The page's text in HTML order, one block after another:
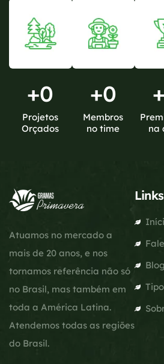
+0
Projetos
Orçados
+0
Membros
no time
+
na
Atuamos no mercado a
mais de 20 anos, e nos
tornamos referência não só
no Brasil, mas também em
toda a América Latina.
Atendemos todas as regiões
do Brasil.
Blog